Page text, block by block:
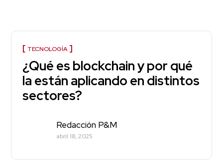
TECNOLOGÍA
¿Qué es blockchain y por qué
la están aplicando en distintos
sectores?
Redacción P&M
abril 18, 2025